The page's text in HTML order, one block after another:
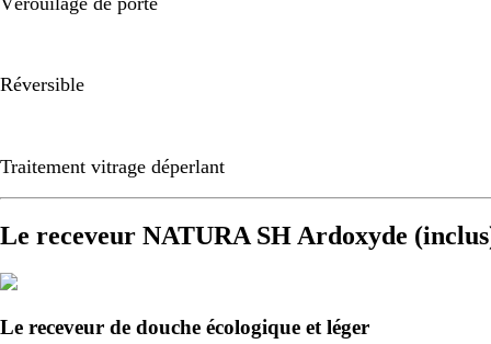
Réversible
Traitement vitrage déperlant
Le receveur NATURA SH Ardoxyde
Le receveur de douche écologique et léger